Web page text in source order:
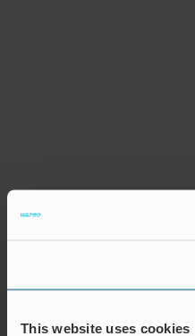
This website uses cookies